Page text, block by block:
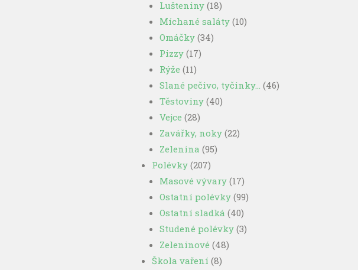
Lušteniny (18)
Míchané saláty (10)
Omáčky (34)
Pizzy (17)
Rýže (11)
Slané pečivo, tyčinky… (46)
Těstoviny (40)
Vejce (28)
Zavářky, noky (22)
Zelenina (95)
Polévky (207)
Masové vývary (17)
Ostatní polévky (99)
Ostatní sladká (40)
Studené polévky (3)
Zeleninové (48)
Škola vaření (8)